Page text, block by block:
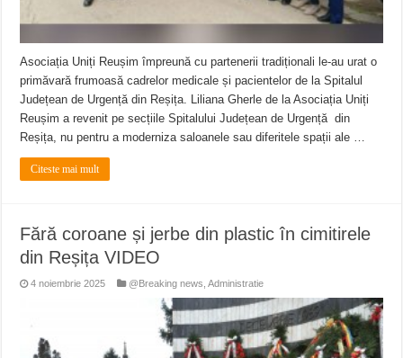
Asociația Uniți Reușim împreună cu partenerii tradiționali le-au urat o
primăvară frumoasă cadrelor medicale și pacientelor de la Spitalul
Județean de Urgență din Reșița. Liliana Gherle de la Asociația Uniți
Reușim a revenit pe secțiile Spitalului Județean de Urgență din
Reșița, nu pentru a moderniza saloanele sau diferitele spații ale …
Citeste mai mult
Fără coroane și jerbe din plastic în cimitirele
din Reșița VIDEO
4 noiembrie 2025 @Breaking news ,Administratie